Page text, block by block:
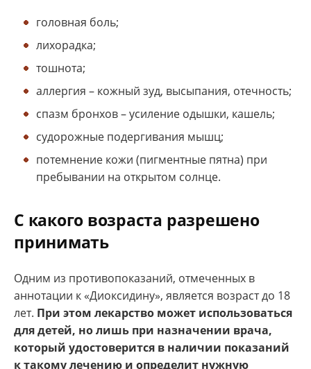
головная боль;
лихорадка;
тошнота;
аллергия – кожный зуд, высыпания, отечность;
спазм бронхов – усиление одышки, кашель;
судорожные подергивания мышц;
потемнение кожи (пигментные пятна) при
пребывании на открытом солнце.
С какого возраста разрешено
принимать
Одним из противопоказаний, отмеченных в
аннотации к «Диоксидину», является возраст до 18
лет. При этом лекарство может использоваться
для детей, но лишь при назначении врача,
который удостоверится в наличии показаний
к такому лечению и определит нужную